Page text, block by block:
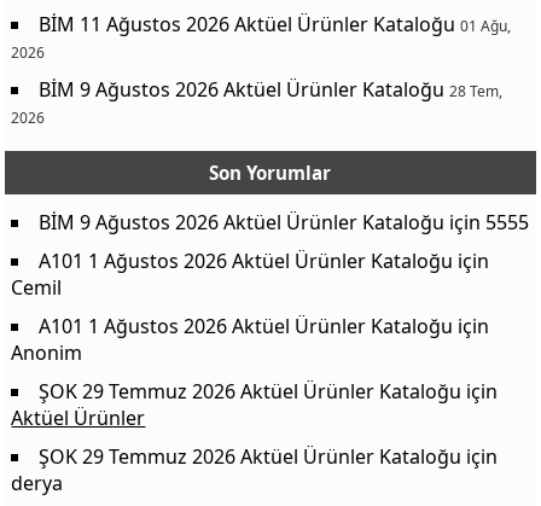
BİM 11 Ağustos 2026 Aktüel Ürünler Kataloğu 01 Ağu,
2026
BİM 9 Ağustos 2026 Aktüel Ürünler Kataloğu 28 Tem,
2026
Son Yorumlar
BİM 9 Ağustos 2026 Aktüel Ürünler Kataloğu için 5555
A101 1 Ağustos 2026 Aktüel Ürünler Kataloğu için
Cemil
A101 1 Ağustos 2026 Aktüel Ürünler Kataloğu için
Anonim
ŞOK 29 Temmuz 2026 Aktüel Ürünler Kataloğu için
Aktüel Ürünler
ŞOK 29 Temmuz 2026 Aktüel Ürünler Kataloğu için
derya